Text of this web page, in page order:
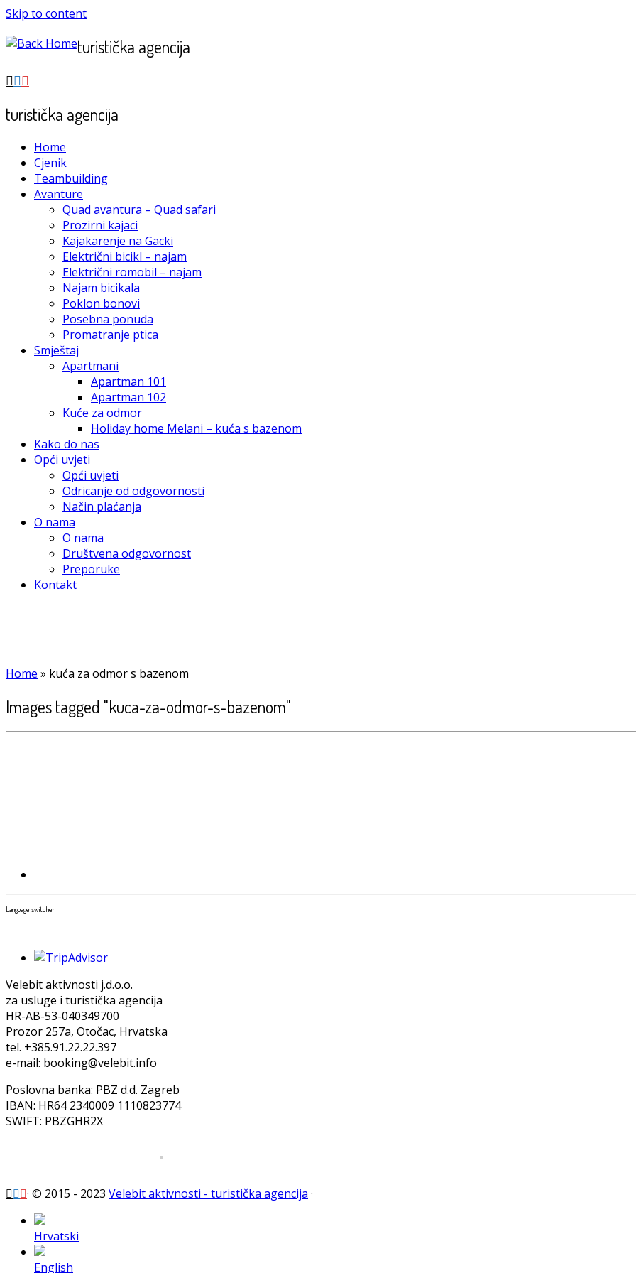
Skip to content
turistička agencija
turistička agencija
Home
Cjenik
Teambuilding
Avanture
Quad avantura – Quad safari
Prozirni kajaci
Kajakarenje na Gacki
Električni bicikl – najam
Električni romobil – najam
Najam bicikala
Poklon bonovi
Posebna ponuda
Promatranje ptica
Smještaj
Apartmani
Apartman 101
Apartman 102
Kuće za odmor
Holiday home Melani – kuća s bazenom
Kako do nas
Opći uvjeti
Opći uvjeti
Odricanje od odgovornosti
Način plaćanja
O nama
O nama
Društvena odgovornost
Preporuke
Kontakt
Home » kuća za odmor s bazenom
Images tagged "kuca-za-odmor-s-bazenom"
Language switcher
Velebit aktivnosti j.d.o.o.
za usluge i turistička agencija
HR-AB-53-040349700
Prozor 257a, Otočac, Hrvatska
tel. +385.91.22.22.397
e-mail: booking@velebit.info
Poslovna banka: PBZ d.d. Zagreb
IBAN: HR64 2340009 1110823774
SWIFT: PBZGHR2X
· © 2015 - 2023 Velebit aktivnosti - turistička agencija ·
Hrvatski
English